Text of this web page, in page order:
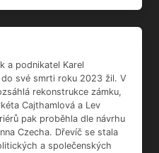
a podnikatel Karel
své smrti roku 2023 žil. V
rekonstrukce zámku,
Cajthamlová a Lev
pak proběhla dle návrhu
Czecha. Dřevíč se stala
a společenských